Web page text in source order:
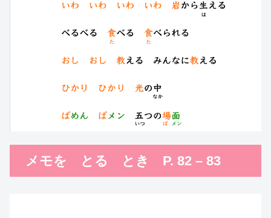
メモを とる とき P. 82 – 83